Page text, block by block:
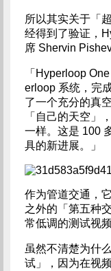
所以其实关于「
经得到了验证，
席 Shervin
「Hyperloop
erloop 系统，完
了一个充分的真
「自己的天空」
一样。这是 100
具的新进展。」
作为管道交通，
之外的「第五种
常低调的测试视
虽然不清楚为什
试」，因为在视